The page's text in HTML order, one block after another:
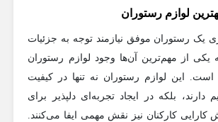
لوازم رستوران
یک رستوران موفق نیازمند توجه به جزئیات
از مهم‌ترین آن‌ها وجود لوازم رستوران
این لوازم رستوران نه تنها در کیفیت
دارند، بلکه در ایجاد تجربه‌ای دلپذیر برای
کارایی کارکنان نیز نقش مهمی ایفا می‌کنند.